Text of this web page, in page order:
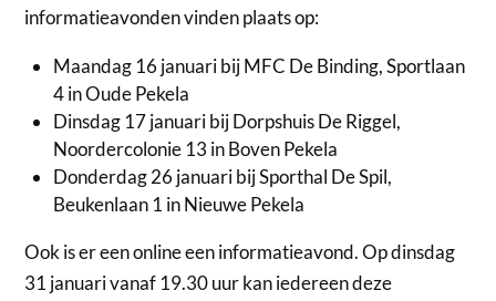
informatieavonden vinden plaats op:
Maandag 16 januari bij MFC De Binding, Sportlaan
4 in Oude Pekela
Dinsdag 17 januari bij Dorpshuis De Riggel,
Noordercolonie 13 in Boven Pekela
Donderdag 26 januari bij Sporthal De Spil,
Beukenlaan 1 in Nieuwe Pekela
Ook is er een online een informatieavond. Op dinsdag
31 januari vanaf 19.30 uur kan iedereen deze